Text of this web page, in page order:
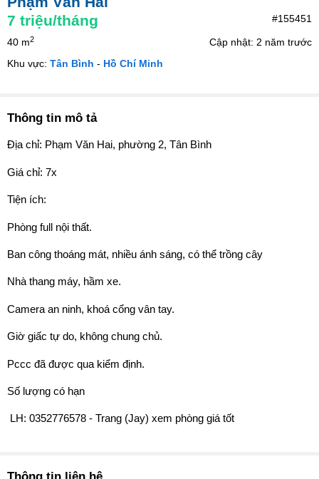
7 triệu/tháng #155451
40 m2
Cập nhật: 2 năm trước
Khu vực: Tân Bình - Hồ Chí Minh
Thông tin mô tả
Địa chỉ: Phạm Văn Hai, phường 2, Tân Bình
Giá chỉ: 7x
Tiện ích:
Phòng full nội thất.
Ban công thoáng mát, nhiều ánh sáng, có thể trồng cây
Nhà thang máy, hầm xe.
Camera an ninh, khoá cổng vân tay.
Giờ giấc tự do, không chung chủ.
Pccc đã được qua kiểm định.
Số lượng có hạn
️ LH: 0352776578 - Trang (Jay) xem phòng giá tốt
Thông tin liên hệ